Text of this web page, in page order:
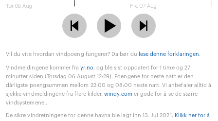
Tor 06 Aug
Fre 07 Aug
Vil du vite hvordan vindpoeng fungerer? Da bør du lese denne forklaringen.
Vindmeldingene kommer frayr.no, og ble sist oppdatert for 1 time og 27
minutter siden (Torsdag 06 August 12:29). Poengene for neste natt er den
dårligste poengsummen mellom 22:00 og 08:00 neste natt. Vi anbefaler alltid å
sjekke vindmeldingene fra flere kilder.windy.comer gode for å se de større
vindsystemene..
De sikre vindretningene for denne havna ble lagt inn 13. Jul 2021. Klikk her for å